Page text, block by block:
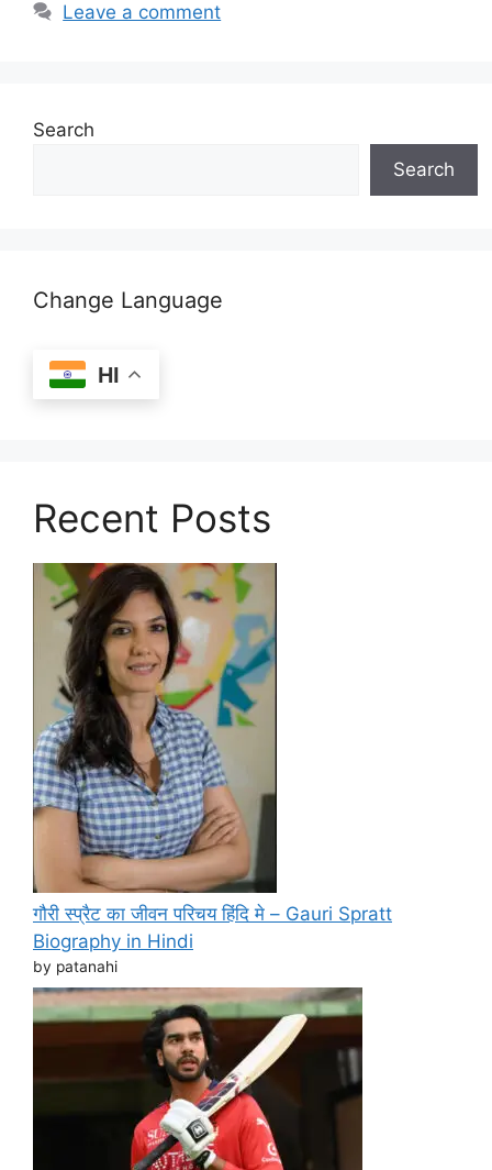
Leave a comment
Search
Search
Change Language
HI
Recent Posts
गौरी स्प्रैट का जीवन परिचय हिंदि मे – Gauri Spratt
Biography in Hindi
by patanahi